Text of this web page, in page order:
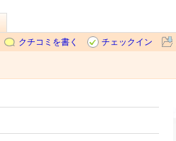
クチコミを書く
チェックイン